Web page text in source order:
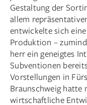
Gestaltung der
allem
entwickelte sich
Produktion –
herr ein geneigtes
Subventionen
Vorstellungen in
Braunschweig hatte
wirtschaftliche